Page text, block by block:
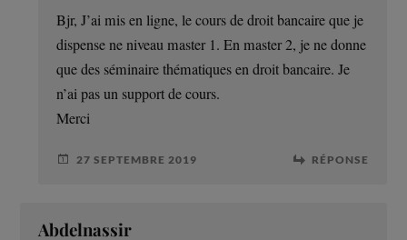
Bjr, J’ai mis en ligne, le cours de droit bancaire que je
dispense ne niveau master 1. En master 2, je ne donne
que des séminaire thématiques en droit bancaire. Je
n’ai pas un support de cours.
Merci
27 SEPTEMBRE 2019 RÉPONSE
Abdelnassir